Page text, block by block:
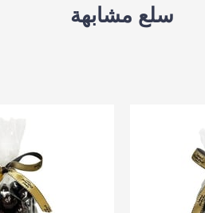
سلع مشابهة